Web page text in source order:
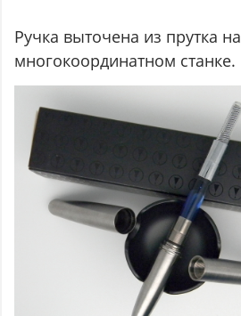
Ручка выточена из прутка на
многокоординатном станке.